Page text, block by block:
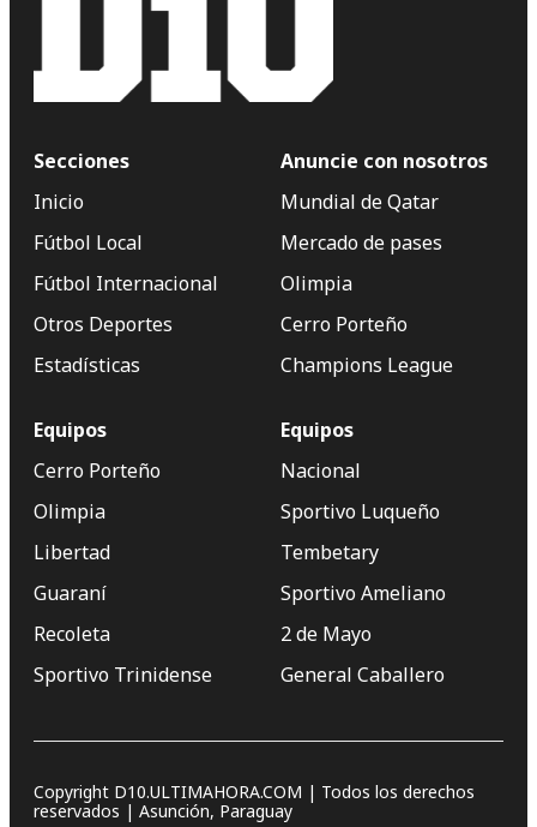
Secciones
Inicio
Fútbol Local
Fútbol Internacional
Otros Deportes
Estadísticas
Anuncie con nosotros
Mundial de Qatar
Mercado de pases
Olimpia
Cerro Porteño
Champions League
Equipos
Cerro Porteño
Olimpia
Libertad
Guaraní
Recoleta
Sportivo Trinidense
Equipos
Nacional
Sportivo Luqueño
Tembetary
Sportivo Ameliano
2 de Mayo
General Caballero
Copyright D10.ULTIMAHORA.COM | Todos los derechos
reservados | Asunción, Paraguay